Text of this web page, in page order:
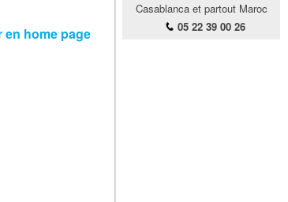
Casablanca et partout Maroc
05 22 39 00 26
en home page